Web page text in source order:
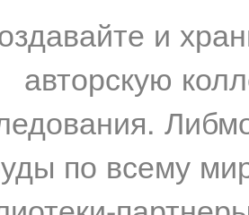
и
авторскую
по всему